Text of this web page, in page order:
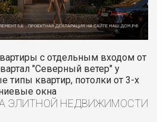
с отдельным входом от
"Северный ветер" у
типы квартир, потолки от 3-х
окна
ЭЛИТНОЙ НЕДВИЖИМОСТИ